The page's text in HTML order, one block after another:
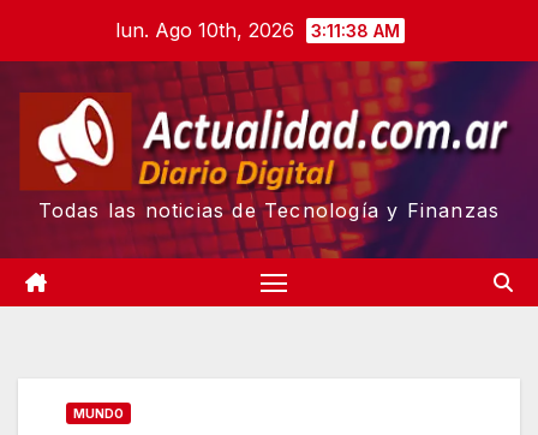
content
lun. Ago 10th, 2026 3:11:39 AM
Todas las noticias de Tecnología y Finanzas
MUNDO